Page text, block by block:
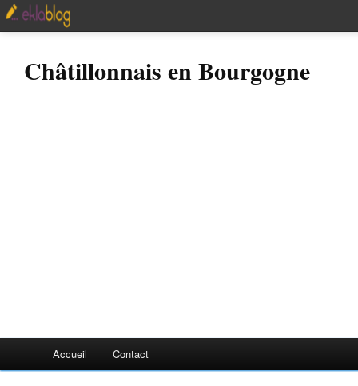
Châtillonnais en Bourgogne
Accueil Contact